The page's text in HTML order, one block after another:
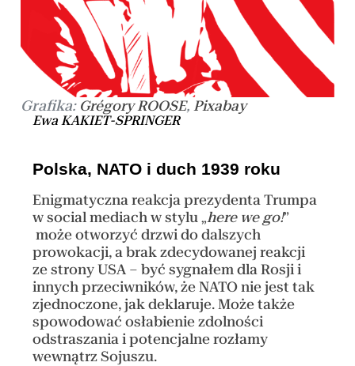
Grafika: Grégory ROOSE, Pixabay
Ewa KAKIET-SPRINGER
Polska, NATO i duch 1939 roku
Enigmatyczna reakcja prezydenta Trumpa
w social mediach w stylu „here we go!”
może otworzyć drzwi do dalszych
prowokacji, a brak zdecydowanej reakcji
ze strony USA – być sygnałem dla Rosji i
innych przeciwników, że NATO nie jest tak
zjednoczone, jak deklaruje. Może także
spowodować osłabienie zdolności
odstraszania i potencjalne rozłamy
wewnątrz Sojuszu.